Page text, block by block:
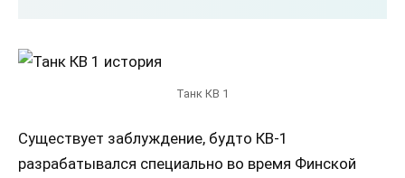
Танк КВ 1
Существует заблуждение, будто КВ-1
разрабатывался специально во время Финской